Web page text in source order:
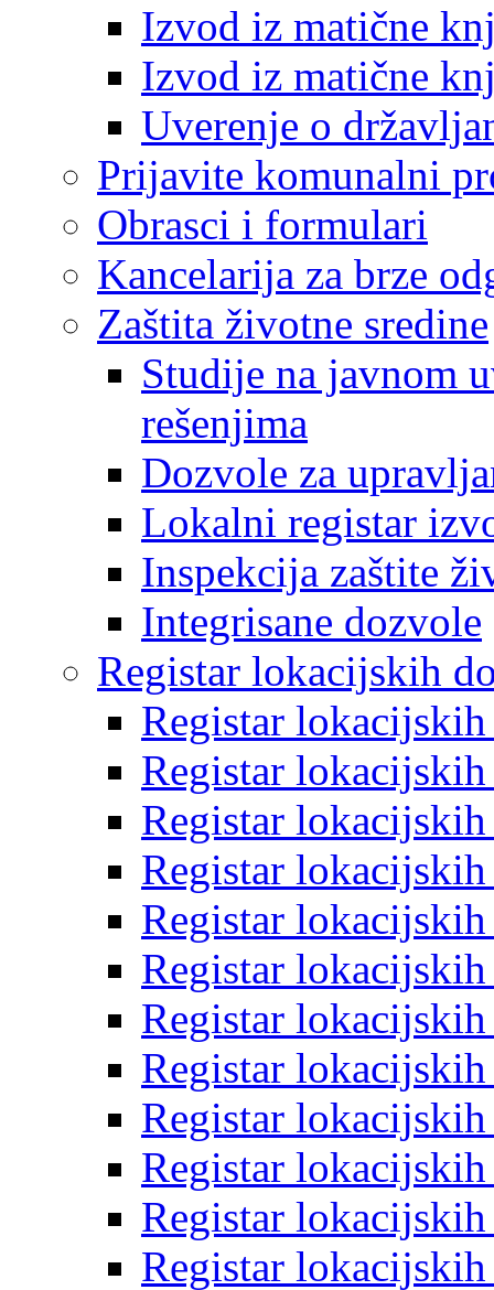
Izvod iz matične
Izvod iz matične
Uverenje o
Prijavite komunalni
Obrasci i formulari
Kancelarija za brze
Zaštita životne sredine
Studije na javnom
rešenjima
Dozvole za
Lokalni registar
Inspekcija zaštite
Integrisane dozvole
Registar lokacijskih
Registar
Registar
Registar
Registar
Registar
Registar
Registar
Registar
Registar
Registar
Registar
Registar